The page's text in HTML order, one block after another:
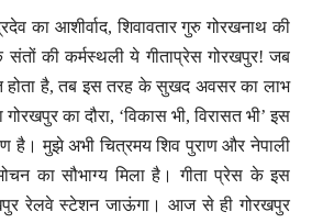
का आशीर्वाद, शिवावतार गुरु गोरखनाथ की
की कर्मस्थली ये गीताप्रेस गोरखपुर! जब
होता है, तब इस तरह के सुखद अवसर का लाभ
का दौरा, ‘विकास भी, विरासत भी’ इस
है। मुझे अभी चित्रमय शिव पुराण और नेपाली
का सौभाग्य मिला है। गीता प्रेस के इस
रेलवे स्टेशन जाऊंगा। आज से ही गोरखपुर